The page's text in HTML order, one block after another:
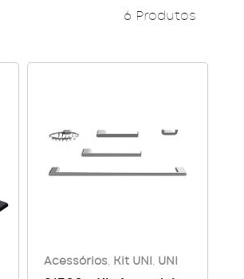
6 Produtos
Acessórios, Kit UNI , UNI